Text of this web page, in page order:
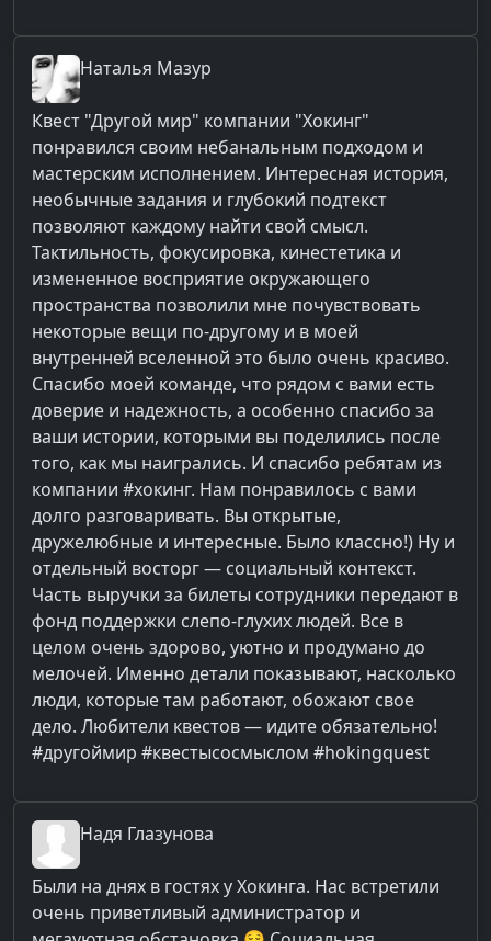
Наталья Мазур
Квест "Другой мир" компании "Хокинг"
понравился своим небанальным подходом и
мастерским исполнением. Интересная история,
необычные задания и глубокий подтекст
позволяют каждому найти свой смысл.
Тактильность, фокусировка, кинестетика и
измененное восприятие окружающего
пространства позволили мне почувствовать
некоторые вещи по-другому и в моей
внутренней вселенной это было очень красиво.
Спасибо моей команде, что рядом с вами есть
доверие и надежность, а особенно спасибо за
ваши истории, которыми вы поделились после
того, как мы наигрались. И спасибо ребятам из
компании #хокинг. Нам понравилось с вами
долго разговаривать. Вы открытые,
дружелюбные и интересные. Было классно!) Ну и
отдельный восторг — социальный контекст.
Часть выручки за билеты сотрудники передают в
фонд поддержки слепо-глухих людей. Все в
целом очень здорово, уютно и продумано до
мелочей. Именно детали показывают, насколько
люди, которые там работают, обожают свое
дело. Любители квестов — идите обязательно!
#другоймир #квестысосмыслом #hokingquest
Надя Глазунова
Были на днях в гостях у Хокинга. Нас встретили
очень приветливый администратор и